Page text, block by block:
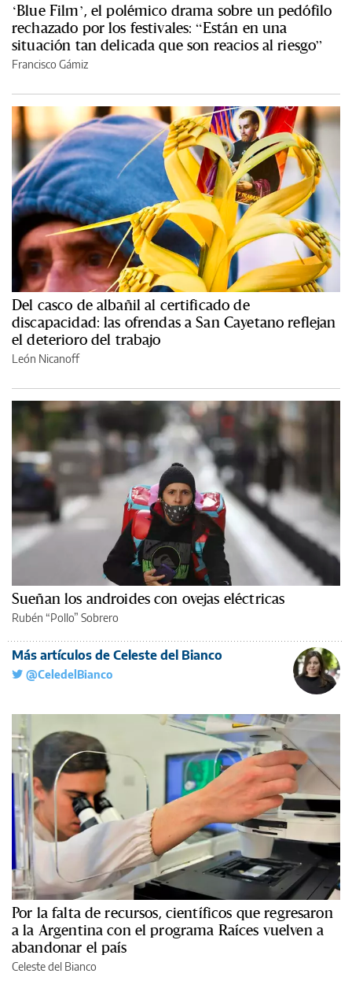
‘Blue Film’, el polémico drama sobre un pedófilo
rechazado por los festivales: “Están en una
situación tan delicada que son reacios al riesgo”
Francisco Gámiz
Del casco de albañil al certificado de
discapacidad: las ofrendas a San Cayetano reflejan
el deterioro del trabajo
León Nicanoff
Sueñan los androides con ovejas eléctricas
Rubén “Pollo” Sobrero
Más artículos de Celeste del Bianco
@CeledelBianco
Por la falta de recursos, científicos que regresaron
a la Argentina con el programa Raíces vuelven a
abandonar el país
Celeste del Bianco